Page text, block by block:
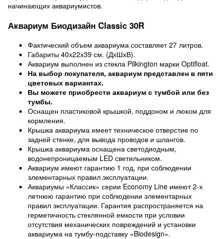
начинающих аквариумистов.
Аквариум Биодизайн Classic 30R
Фактический объем аквариума составляет 27 литров.
Габариты 40х22х39 см. (ДхШхВ).
Аквариум выполнен из стекла Pilkington марки Optifloat.
На выбор покупателя, аквариум представлен в пяти
цветовых вариантах.
Вы можете приобрести аквариум с тумбой или без
тумбы.
Оснащен пластиковой крышкой, поддоном и люком для
кормления.
Крышка аквариума имеет техническое отверстие по
задней стенке, для вывода проводов и шлангов.
Крышка аквариума оснащена светодиодным,
водонепроницаемым LED светильником.
Аквариум имеют гарантию 1 год, при соблюдении
элементарных правил эксплуатации.
Аквариумы «Классик» серии Economy Line имеют 2-х
летнюю гарантию при соблюдении элементарных
правил эксплуатации. Гарантия распространяется на
герметичность стеклянной емкости при условии
отсутствия механических повреждений и установки
аквариума на тумбу-подставку «Biodesign».